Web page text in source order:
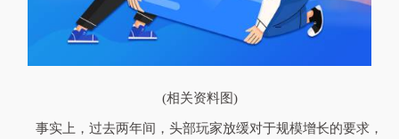
(相关资料图)
事实上，过去两年间，头部玩家放缓对于规模增长的要求，